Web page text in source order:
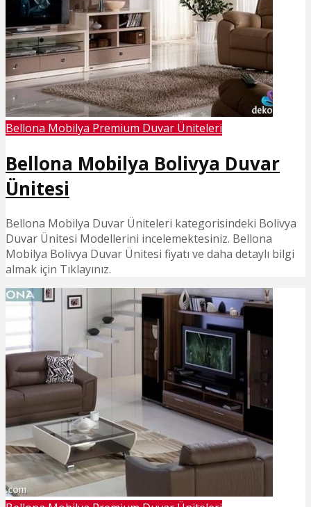
Bellona Mobilya Premium Duvar Üniteleri
Bellona Mobilya Bolivya Duvar
Ünitesi
Bellona Mobilya Duvar Üniteleri kategorisindeki Bolivya
Duvar Ünitesi Modellerini incelemektesiniz. Bellona
Mobilya Bolivya Duvar Ünitesi fiyatı ve daha detaylı bilgi
almak için Tıklayınız.